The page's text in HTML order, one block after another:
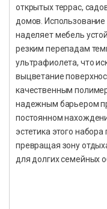
открытых террас,
домов.
наделяет мебель
резким перепадам
ультрафиолета, что
выцветание
качественным
надежным барьером
постоянном
эстетика этого
превращая зону
для долгих семейных